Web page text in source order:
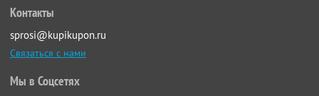
Контакты
sprosi@kupikupon.ru
Связаться с нами
Мы в Соцсетях